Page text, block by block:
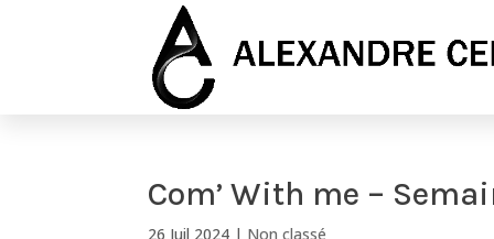
Com’ With me –
26 Juil 2024 | Non classé